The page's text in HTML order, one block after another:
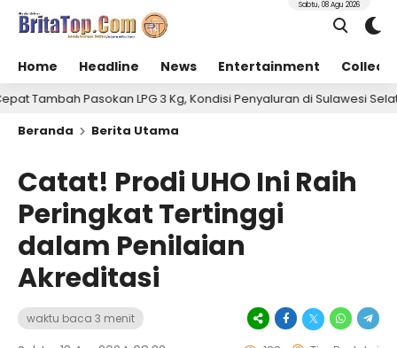
Home Headline News Entertainment
Sabtu, 08 Agu 2026
LPG 3 Kg, Kondisi Penyaluran di Sulawesi Selatan
Beranda
Berita Utama
Catat! Prodi UHO Ini Raih
Peringkat Tertinggi
dalam Penilaian
Akreditasi
waktu baca 3 menit